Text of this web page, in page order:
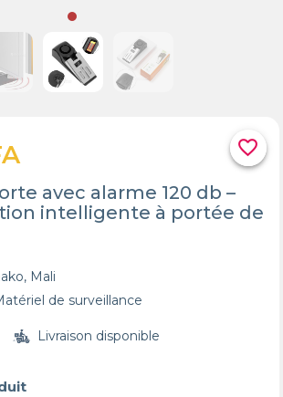
favorite_border
avec alarme 120 db –
intelligente à portée de
Mali
de surveillance
Livraison disponible